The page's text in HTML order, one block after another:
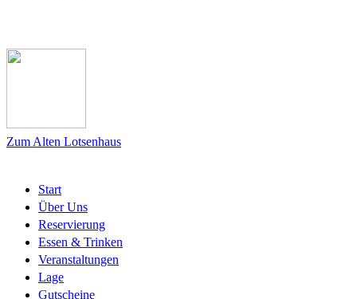
Zum Alten Lotsenhaus
Start
Über Uns
Reservierung
Essen & Trinken
Veranstaltungen
Lage
Gutscheine